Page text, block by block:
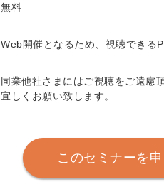
無料
Web開催となるため、視聴できる
同業他社さまにはご視聴をご遠慮
宜しくお願い致します。
このセミナーを